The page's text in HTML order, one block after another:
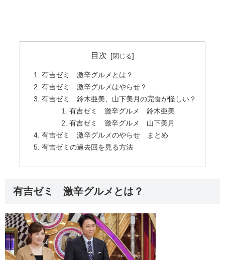
目次
有吉ゼミ 激辛グルメとは？
有吉ゼミ 激辛グルメはやらせ？
有吉ゼミ 鈴木亜美、山下美月の完食が怪しい？
有吉ゼミ 激辛グルメ 鈴木亜美
有吉ゼミ 激辛グルメ 山下美月
有吉ゼミ 激辛グルメのやらせ まとめ
有吉ゼミの過去回を見る方法
有吉ゼミ 激辛グルメとは？